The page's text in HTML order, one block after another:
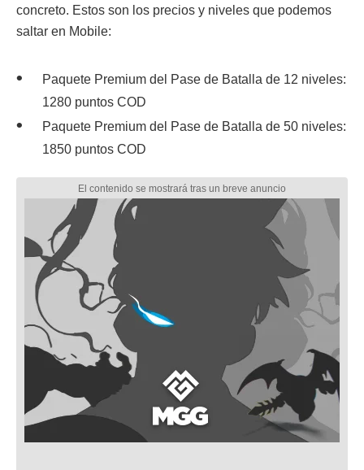
concreto. Estos son los precios y niveles que podemos
saltar en Mobile:
Paquete Premium del Pase de Batalla de 12 niveles:
1280 puntos COD
Paquete Premium del Pase de Batalla de 50 niveles:
1850 puntos COD